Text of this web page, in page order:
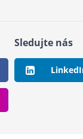
Sledujte nás